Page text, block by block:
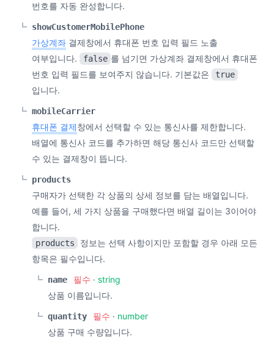
번호를 자동 완성합니다.
showCustomerMobilePhone
가상계좌 결제창에서 휴대폰 번호 입력 필드 노출
여부입니다.
false 를 넘기면 가상계좌 결제창에서 휴대폰
번호 입력 필드를 보여주지 않습니다. 기본값은
true
입니다.
mobileCarrier
휴대폰 결제창에서 선택할 수 있는 통신사를 제한합니다.
배열에 통신사 코드를 추가하면 해당 통신사 코드만 선택할
수 있는 결제창이 뜹니다.
products
구매자가 선택한 각 상품의 상세 정보를 담는 배열입니다.
예를 들어, 세 가지 상품을 구매했다면 배열 길이는 3이어야
합니다.
products
정보는 선택 사항이지만 포함할 경우 아래 모든
항목은 필수입니다.
name 필수 · string
상품 이름입니다.
quantity 필수 · number
상품 구매 수량입니다.